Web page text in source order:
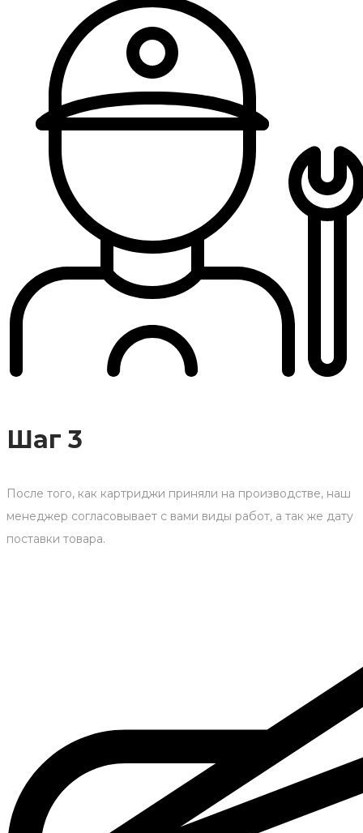
Шаг 3
После того, как картриджи приняли на производстве, наш
менеджер согласовывает с вами виды работ, а так же дату
поставки товара.